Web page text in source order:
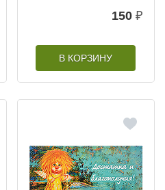
150 ₽
В КОРЗИНУ